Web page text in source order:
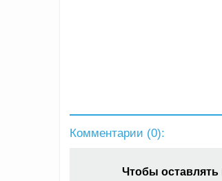
Комментарии (0):
Чтобы оставлять